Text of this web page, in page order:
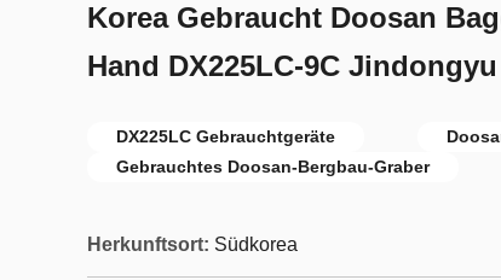
Korea Gebraucht Doosan
Hand DX225LC-9C
DX225LC Gebrauchtgeräte
Gebrauchtes Doosan-Bergbau-Graber
Herkunftsort: Südkorea